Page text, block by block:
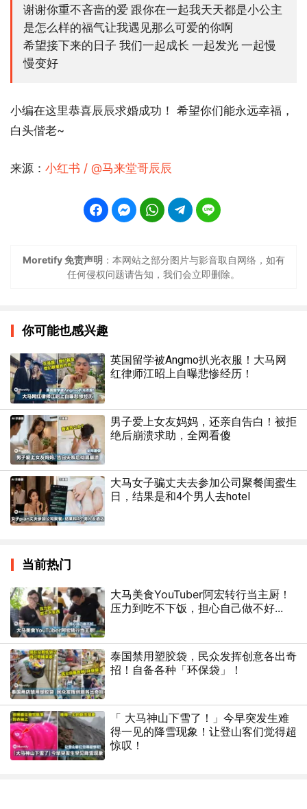
谢谢你重不吝啬的爱 跟你在一起我天天都是小公主
是怎么样的福气让我遇见那么可爱的你啊
希望接下来的日子 我们一起成长 一起发光 一起慢
慢变好
小编在这里恭喜辰辰求婚成功！ 希望你们能永远幸福，
白头偕老~
来源： 小红书 / @马来堂哥辰辰
Moretify 免责声明 ：本网站之部分图片与影音取自网络，如有
任何侵权问题请告知，我们会立即删除。
你可能也感兴趣
英国留学被Angmo扒光衣服！大马网
红律师江昭上自曝悲惨经历！
男子爱上女友妈妈，还亲自告白！被拒
绝后崩溃求助，全网看傻
大马女子骗丈夫去参加公司聚餐闺蜜生
日，结果是和4个男人去hotel
当前热门
大马美食YouTuber阿宏转行当主厨！
压力到吃不下饭，担心自己做不好...
泰国禁用塑胶袋，民众发挥创意各出奇
招！自备各种「环保袋」！
「 大马神山下雪了！」今早突发生难
得一见的降雪现象！让登山客们觉得超
惊叹！